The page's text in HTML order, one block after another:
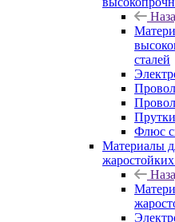
сталей
Флюс
Материалы
жаростойких